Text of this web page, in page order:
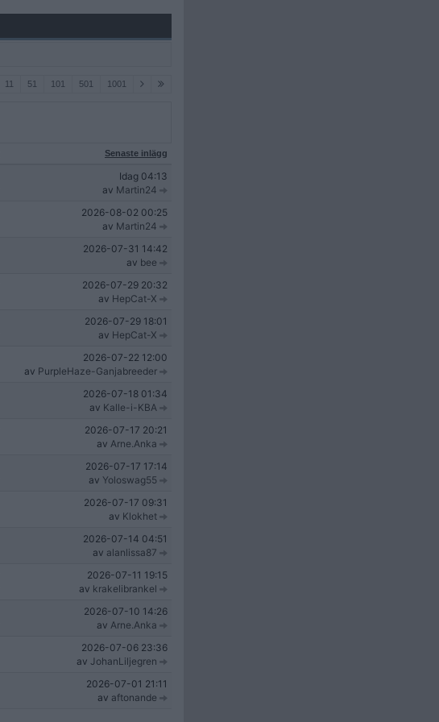
11 51 101 501 1001
Senaste inlägg
Idag 04:13
av Martin24
2026-08-02 00:25
av Martin24
2026-07-31 14:42
av bee
2026-07-29 20:32
av HepCat-X
2026-07-29 18:01
av HepCat-X
2026-07-22 12:00
av PurpleHaze-Ganjabreeder
2026-07-18 01:34
av Kalle-i-KBA
2026-07-17 20:21
av Arne.Anka
2026-07-17 17:14
av Yoloswag55
2026-07-17 09:31
av Klokhet
2026-07-14 04:51
av alanlissa87
2026-07-11 19:15
av krakelibrankel
2026-07-10 14:26
av Arne.Anka
2026-07-06 23:36
av JohanLiljegren
2026-07-01 21:11
av aftonande